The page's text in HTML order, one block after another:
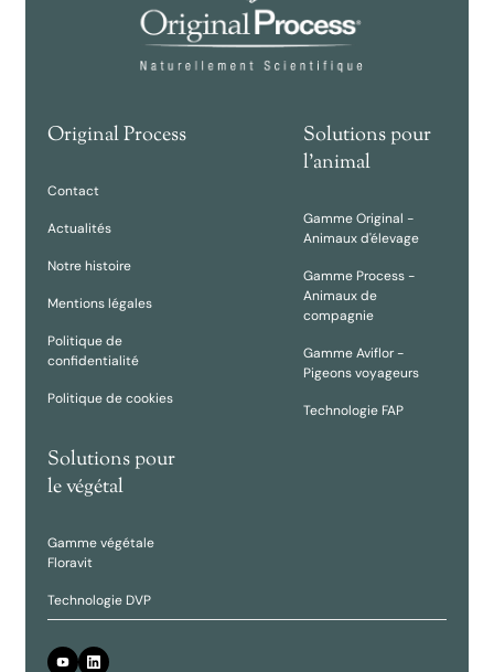
Original Process
Contact
Actualités
Notre histoire
Mentions légales
Politique de
confidentialité
Politique de cookies
Solutions pour
l'animal
Gamme Original -
Animaux d'élevage
Gamme Process -
Animaux de
compagnie
Gamme Aviflor -
Pigeons voyageurs
Technologie FAP
Solutions pour
le végétal
Gamme végétale
Floravit
Technologie DVP